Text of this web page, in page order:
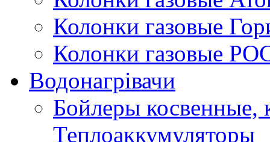
Колонки газовые
Колонки газовые
Водонагрівачи
Бойлеры косвенные,
Теплоаккумуляторы